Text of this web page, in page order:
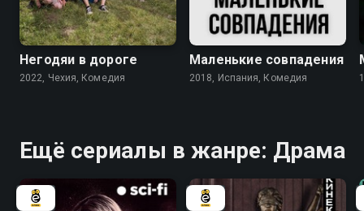
6.0
Негодяи в дороге
2022, Чехия, Комедия
7.2 7.3
Маленькие совпадения
2018, Испания, Комедия
Ещё сериалы в жанре: Драма